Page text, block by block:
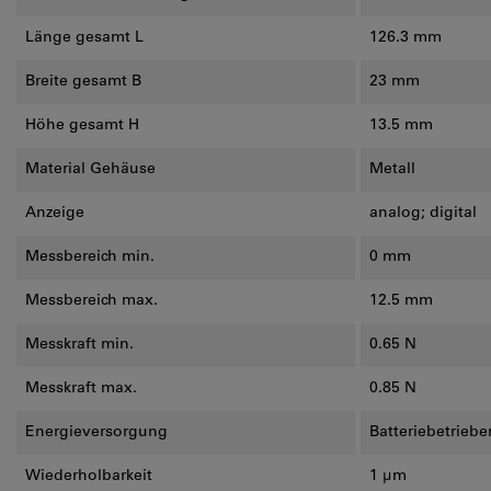
Länge gesamt L 126.3 mm
Breite gesamt B 23 mm
Höhe gesamt H 13.5 mm
Material Gehäuse Metall
Anzeige analog; digital
Messbereich min. 0 mm
Messbereich max. 12.5 mm
Messkraft min. 0.65 N
Messkraft max. 0.85 N
Energieversorgung
Wiederholbarkeit 1 µm